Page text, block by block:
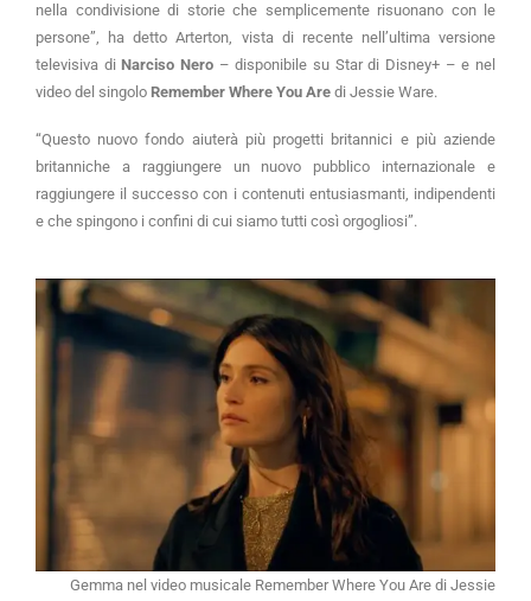
nella condivisione di storie che semplicemente risuonano con le
persone”, ha detto Arterton, vista di recente nell’ultima versione
televisiva di Narciso Nero – disponibile su Star di Disney+ – e nel
video del singolo Remember Where You Are di Jessie Ware.
“Questo nuovo fondo aiuterà più progetti britannici e più aziende
britanniche a raggiungere un nuovo pubblico internazionale e
raggiungere il successo con i contenuti entusiasmanti, indipendenti
e che spingono i confini di cui siamo tutti così orgogliosi”.
Gemma nel video musicale Remember Where You Are di Jessie